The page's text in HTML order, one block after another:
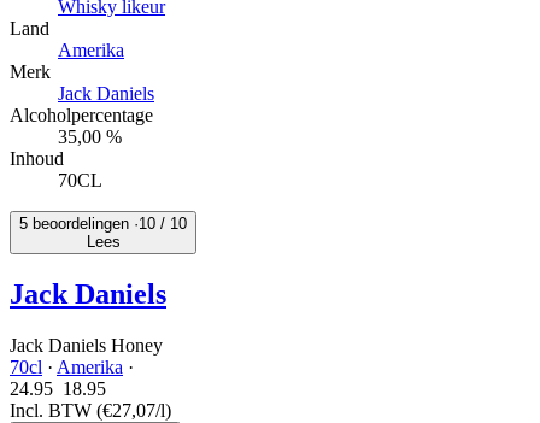
Whisky likeur
Land
Amerika
Merk
Jack Daniels
Alcoholpercentage
35,00 %
Inhoud
70CL
5 beoordelingen ·10 / 10
Lees
Jack Daniels
Jack Daniels Honey
70cl · Amerika ·
24.95 18.95
Incl. BTW (€27,07/l)